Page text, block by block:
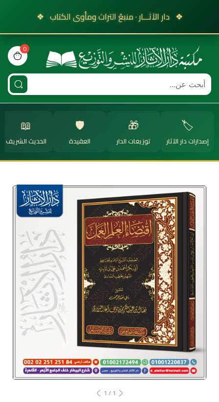
❖ دار الآثـــار · منبعُ التراث ومأوى الكتاب ❖
0
bag
🏷️
إصدارات دار الآثار
🎁
توزيعات الدار
🛡️
العقيدة
📖
الحديث الشريف
1
/
1